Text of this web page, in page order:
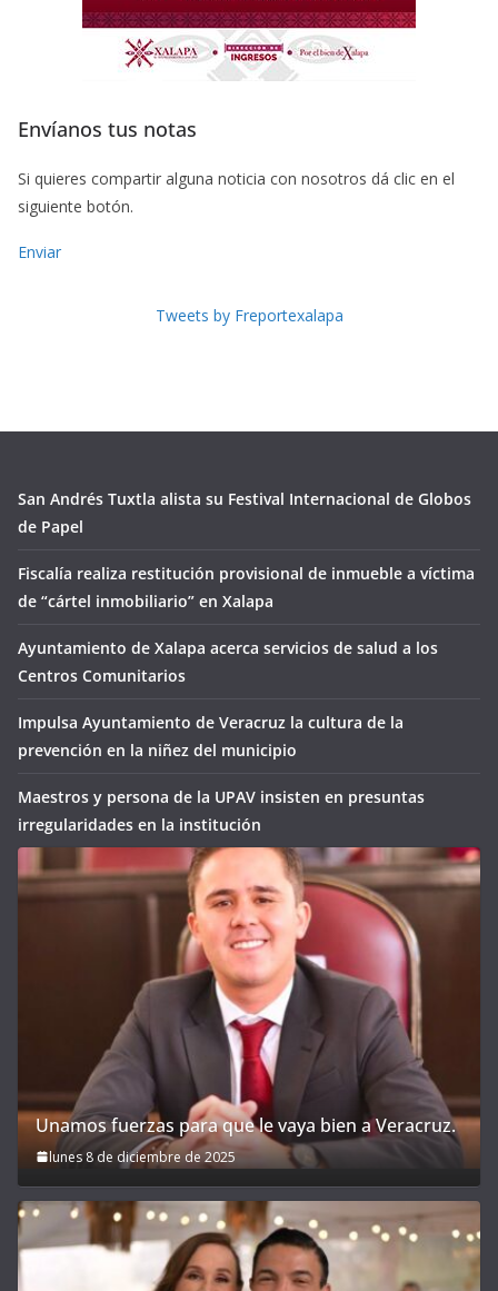
Envíanos tus notas
Si quieres compartir alguna noticia con nosotros dá clic en el
siguiente botón.
Enviar
Tweets by Freportexalapa
San Andrés Tuxtla alista su Festival Internacional de Globos
de Papel
Fiscalía realiza restitución provisional de inmueble a víctima
de “cártel inmobiliario” en Xalapa
Ayuntamiento de Xalapa acerca servicios de salud a los
Centros Comunitarios
Impulsa Ayuntamiento de Veracruz la cultura de la
prevención en la niñez del municipio
Maestros y persona de la UPAV insisten en presuntas
irregularidades en la institución
Unamos fuerzas para que le vaya bien a Veracruz.
lunes 8 de diciembre de 2025